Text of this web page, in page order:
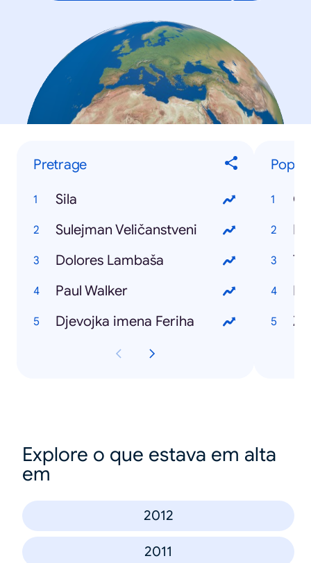
Pretrage
Sila
Sulejman Veličanstveni
Dolores Lambaša
Paul Walker
Djevojka imena Feriha
Explore o que estava em alta
em
2012
2011